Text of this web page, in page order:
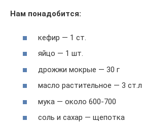
Нам понадобится:
кефир — 1 ст.
яйцо — 1 шт.
дрожжи мокрые — 30 г
масло растительное — 3 ст.л
мука — около 600-700
соль и сахар — щепотка